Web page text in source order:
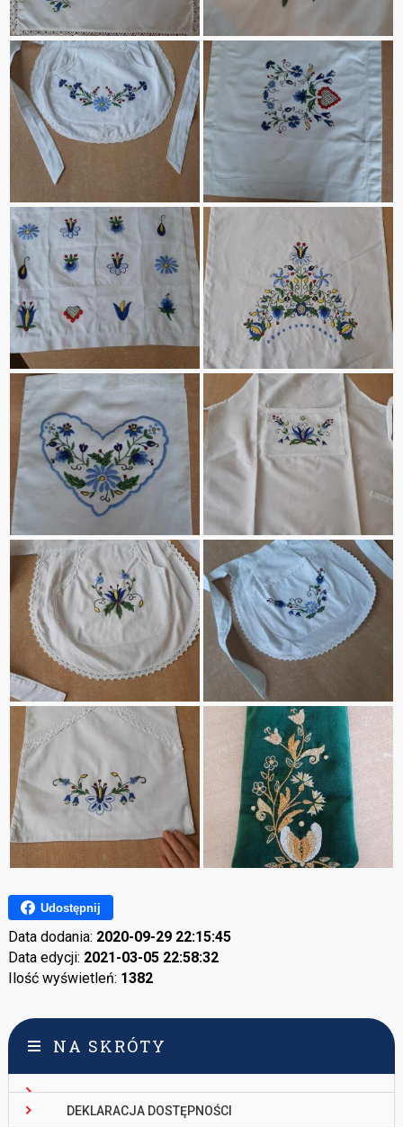
Udostępnij
Data dodania: 2020-09-29 22:15:45
Data edycji: 2021-03-05 22:58:32
Ilość wyświetleń: 1382
NA SKRÓTY
DEKLARACJA DOSTĘPNOŚCI